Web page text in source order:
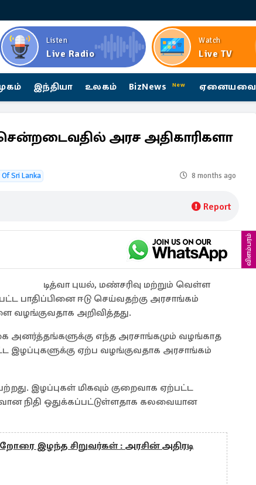
Listen
Live Radio
Watch
Live TV
இந்தியா உலகம் BizNews New ஏனையவை
அரச அதிகாரிகளா
Sri Lanka 8 months ago
Report
விளம்பரம்
டித்வா புயல், மண்சரிவு மற்றும் வெள்ள
பாதிப்பினை ஈடு செய்வதற்கு அரசாங்கம்
வழங்குவதாக அறிவித்தது.
அனர்த்தங்களுக்கு எந்த அரசாங்கமும் வழங்காத
இழப்புகளுக்கு ஏற்ப வழங்குவதாக அரசாங்கம்
இழப்புகள் மிகவும் குறைவாக ஏற்பட்ட
நிதி ஒதுக்கப்பட்டுள்ளதாக கலவையான
இழந்த சிறுவர்கள் : அரசின் அதிரடி